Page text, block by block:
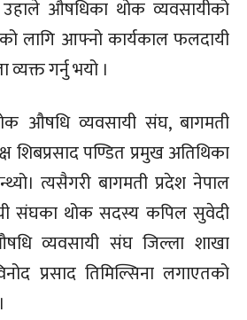
औषधिका थोक व्यवसायीको
लागि आफ्नो कार्यकाल फलदायी
व्यक्त गर्नु भयो ।
औषधि व्यवसायी संघ, बागमती
शिबप्रसाद पण्डित प्रमुख अतिथिका
त्यसैगरी बागमती प्रदेश नेपाल
संघका थोक सदस्य कपिल सुवेदी
व्यवसायी संघ जिल्ला शाखा
प्रसाद तिमिल्सिना लगाएतको